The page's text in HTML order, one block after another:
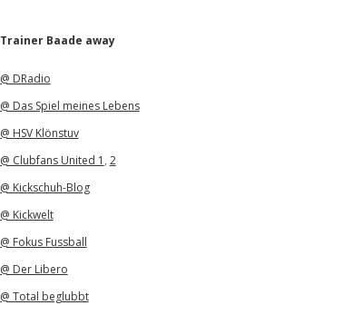
iTrainer Baade away
@ DRadio
@ Das Spiel meines Lebens
@ HSV Klönstuv
@ Clubfans United 1 , 2
@ Kickschuh-Blog
@ Kickwelt
@ Fokus Fussball
@ Der Libero
@ Total beglubbt